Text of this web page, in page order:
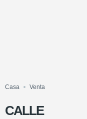
Casa Venta
CALLE